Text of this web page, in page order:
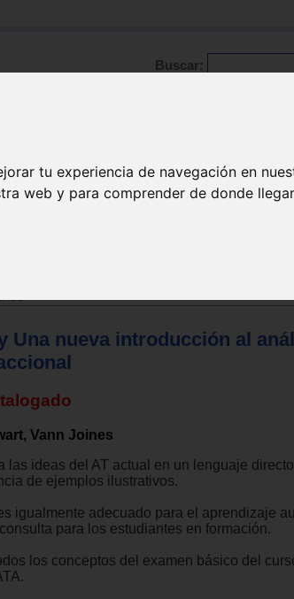
tu experiencia de navegación en
web y para comprender de donde
Buscar:
Una nueva introducción al
Vann Joines
las ideas del AT actual en un lenguaje
de ejemplos ilustrativos.
igualmente adecuado para el aprendizaje
para los estudiantes en formación.
los conceptos del examen básico del